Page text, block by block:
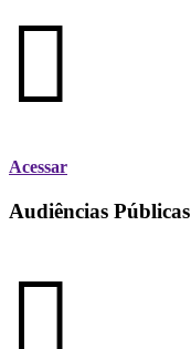
Acessar
Audiências Públicas